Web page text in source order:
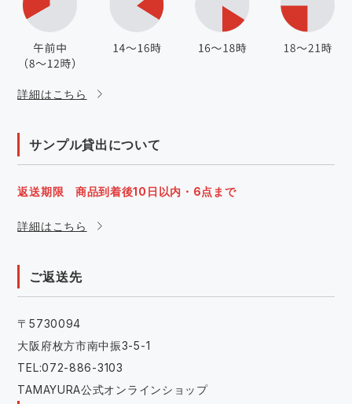
詳細はこちら
サンプル貸出について
返送期限 商品到着後10日以内・6点まで
詳細はこちら
ご返送先
〒5730094
大阪府枚方市南中振3-5-1
TEL:072-886-3103
TAMAYURA公式オンラインショップ